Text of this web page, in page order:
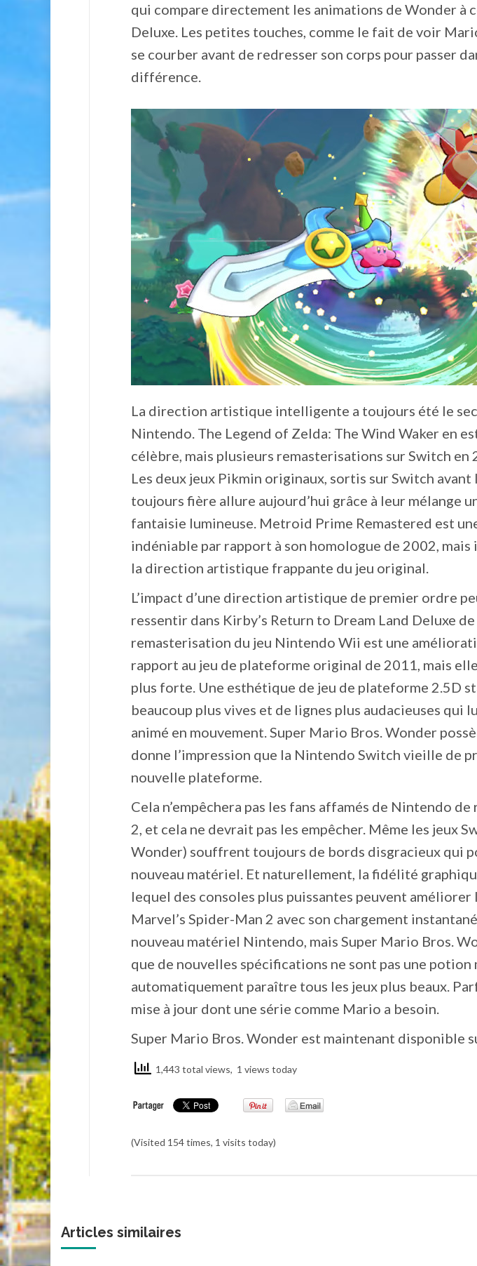
qui compare directement les animations de Wonder à
Deluxe. Les petites touches, comme le fait de voir
se courber avant de redresser son corps pour passer
différence.
La direction artistique intelligente a toujours été le
Nintendo. The Legend of Zelda: The Wind Waker en
célèbre, mais plusieurs remasterisations sur Switch
Les deux jeux Pikmin originaux, sortis sur Switch
toujours fière allure aujourd’hui grâce à leur mélange
fantaisie lumineuse. Metroid Prime Remastered est
indéniable par rapport à son homologue de 2002,
la direction artistique frappante du jeu original.
L’impact d’une direction artistique de premier ordre
ressentir dans Kirby’s Return to Dream Land Deluxe
remasterisation du jeu Nintendo Wii est une
rapport au jeu de plateforme original de 2011, mais
plus forte. Une esthétique de jeu de plateforme 2.5D
beaucoup plus vives et de lignes plus audacieuses qui
animé en mouvement. Super Mario Bros. Wonder
donne l’impression que la Nintendo Switch vieille de
nouvelle plateforme.
Cela n’empêchera pas les fans affamés de Nintendo
2, et cela ne devrait pas les empêcher. Même les jeux
Wonder) souffrent toujours de bords disgracieux qui
nouveau matériel. Et naturellement, la fidélité
lequel des consoles plus puissantes peuvent
Marvel’s Spider-Man 2 avec son chargement
nouveau matériel Nintendo, mais Super Mario Bros.
que de nouvelles spécifications ne sont pas une potion
automatiquement paraître tous les jeux plus beaux.
mise à jour dont une série comme Mario a besoin.
Super Mario Bros. Wonder est maintenant disponible
1,443 total views, 1 views today
(Visited 154 times, 1 visits today)
Articles similaires